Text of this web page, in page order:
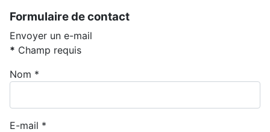
Formulaire de contact
Envoyer un e-mail
* Champ requis
Nom *
E-mail *